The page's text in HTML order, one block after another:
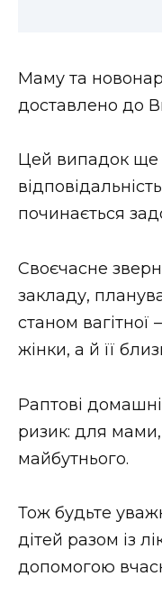
Маму та
доставлено до
Цей випадок ще
починається
Своєчасне
закладу,
станом вагітної
жінки, а й її
Раптові
ризик: для
майбутнього.
Тож будьте
дітей разом із
допомогою